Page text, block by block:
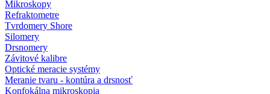
Mikroskopy
Refraktometre
Tvrdomery Shore
Silomery
Drsnomery
Závitové kalibre
Optické meracie systémy
Meranie tvaru - kontúra a drsnosť
Konfokálna mikroskopia